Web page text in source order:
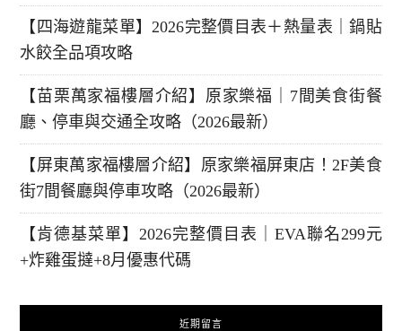
【四海遊龍菜單】2026完整價目表＋熱量表｜鍋貼
水餃全品項攻略
【苗栗萬家福樓層介紹】原家樂福｜7間美食街餐
廳、停車與交通全攻略（2026最新）
【屏東萬家福樓層介紹】原家樂福屏東店！2F美食
街7間餐廳與停車攻略（2026最新）
【肯德基菜單】2026完整價目表｜EVA聯名299元
+炸雞蛋撻+8月優惠代碼
近期留言